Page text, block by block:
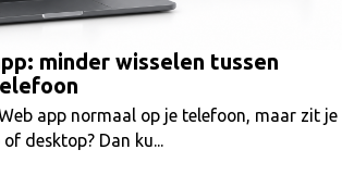
minder wisselen tussen
app normaal op je telefoon, maar zit je
desktop? Dan ku...